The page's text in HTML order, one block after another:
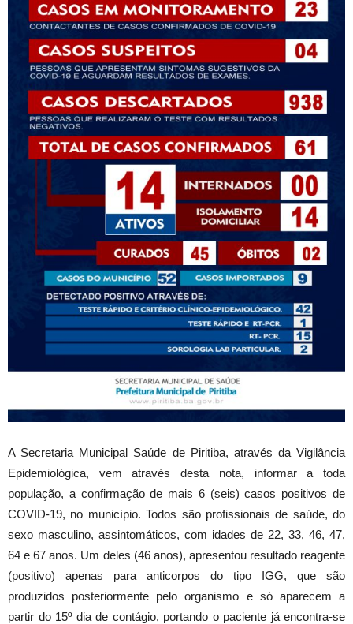
A Secretaria Municipal Saúde de Piritiba, através da Vigilância
Epidemiológica, vem através desta nota, informar a toda
população, a confirmação de mais 6 (seis) casos positivos de
COVID-19, no município. Todos são profissionais de saúde, do
sexo masculino, assintomáticos, com idades de 22, 33, 46, 47,
64 e 67 anos. Um deles (46 anos), apresentou resultado reagente
(positivo) apenas para anticorpos do tipo IGG, que são
produzidos posteriormente pelo organismo e só aparecem a
partir do 15º dia de contágio, portando o paciente já encontra-se